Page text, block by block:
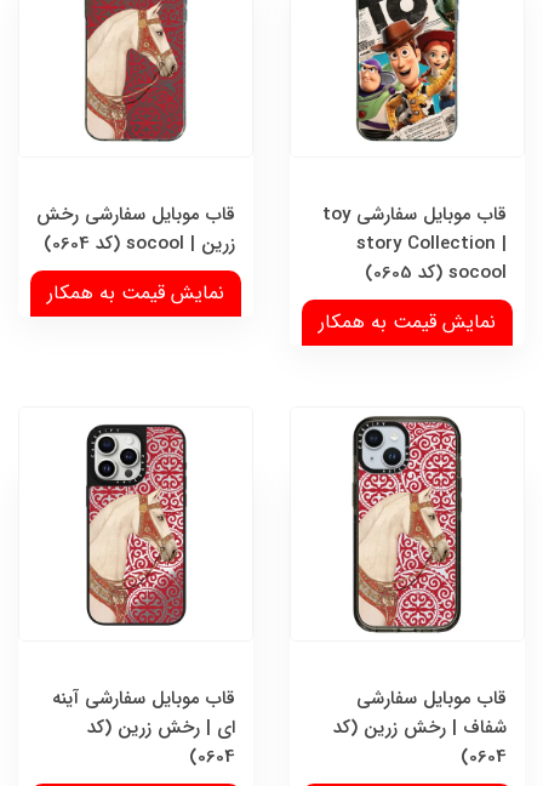
قاب موبایل سفارشی toy
story Collection |
socool (کد 0605)
نمایش قیمت به همکار
قاب موبایل سفارشی رخش
زرین | socool (کد 0604)
نمایش قیمت به همکار
قاب موبایل سفارشی
شفاف | رخش زرین (کد
0604)
قاب موبایل سفارشی آینه
ای | رخش زرین (کد
0604)